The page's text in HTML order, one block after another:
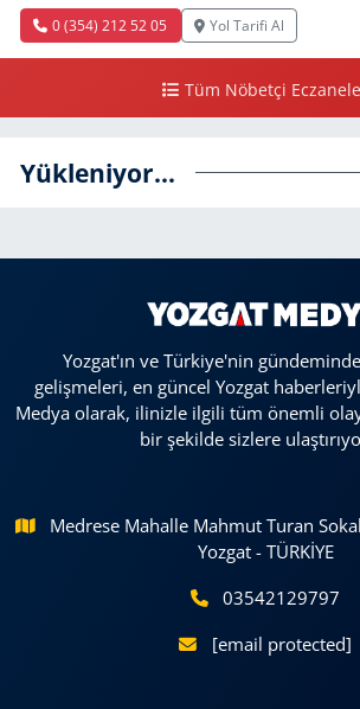
0 (354) 212 52 05 Yol Tarifi Al
Tüm Nöbetçi
Yükleniyor...
Yozgat'ın ve Türkiye'nin
gelişmeleri, en güncel Yozgat
Medya olarak, ilinizle ilgili tüm önemli
bir şekilde sizlere
Medrese Mahalle Mahmut Turan
Yozgat - TÜRKİYE
03542129797
[email protected]